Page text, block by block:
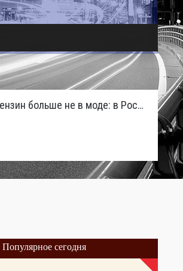
Бензин больше не в моде: в России зафиксирован взрывной отказ от двигателей внутреннего сгорания
Популярное сегодня